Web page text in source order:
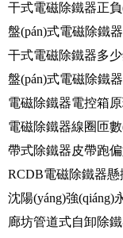
干式電磁除鐵器正
盤(pán)式電磁除鐵
干式電磁除鐵器多
盤(pán)式電磁除鐵
電磁除鐵器電控箱
電磁除鐵器線圈匝
帶式除鐵器皮帶跑
沈陽(yáng)強(qiáng)
廊坊管道式自卸除